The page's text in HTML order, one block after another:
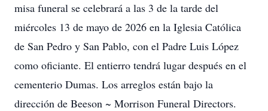
misa funeral se celebrará a las 3 de la tarde del
miércoles 13 de mayo de 2026 en la Iglesia Católica
de San Pedro y San Pablo, con el Padre Luis López
como oficiante. El entierro tendrá lugar después en el
cementerio Dumas. Los arreglos están bajo la
dirección de Beeson ~ Morrison Funeral Directors.